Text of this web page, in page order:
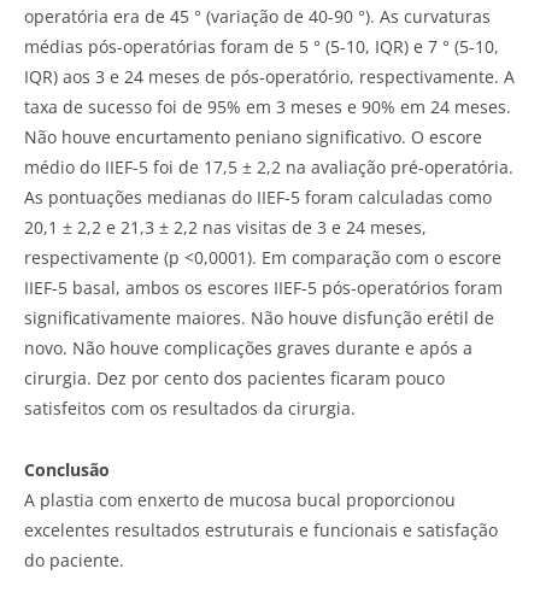
operatória era de 45 ° (variação de 40-90 °). As curvaturas
médias pós-operatórias foram de 5 ° (5-10, IQR) e 7 ° (5-10,
IQR) aos 3 e 24 meses de pós-operatório, respectivamente. A
taxa de sucesso foi de 95% em 3 meses e 90% em 24 meses.
Não houve encurtamento peniano significativo. O escore
médio do IIEF-5 foi de 17,5 ± 2,2 na avaliação pré-operatória.
As pontuações medianas do IIEF-5 foram calculadas como
20,1 ± 2,2 e 21,3 ± 2,2 nas visitas de 3 e 24 meses,
respectivamente (p <0,0001). Em comparação com o escore
IIEF-5 basal, ambos os escores IIEF-5 pós-operatórios foram
significativamente maiores. Não houve disfunção erétil de
novo. Não houve complicações graves durante e após a
cirurgia. Dez por cento dos pacientes ficaram pouco
satisfeitos com os resultados da cirurgia.
Conclusão
A plastia com enxerto de mucosa bucal proporcionou
excelentes resultados estruturais e funcionais e satisfação
do paciente.